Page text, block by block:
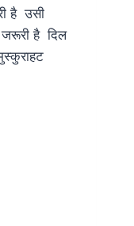
है उसी
है दिल